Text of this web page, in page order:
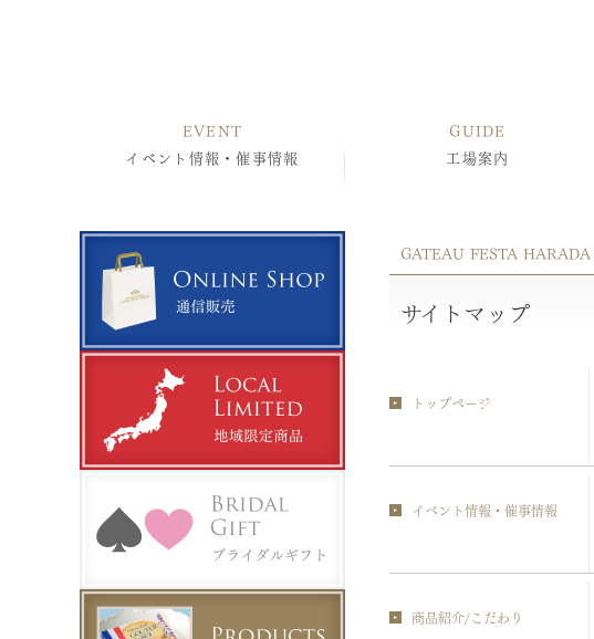
EVENT
イベント情報・催事情報
GUIDE
工場案内
GATEAU FESTA HARADA
サイトマップ
トップページ
イベント情報・催事情報
商品紹介/こだわり